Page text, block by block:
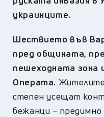
украинците.
Шествието във
пред общината,
пешеходната зона
Операта.
степен усещат
бежанци –